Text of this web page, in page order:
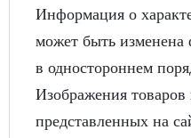
Информация о
может быть изменена
в одностороннем
Изображения
представленных на